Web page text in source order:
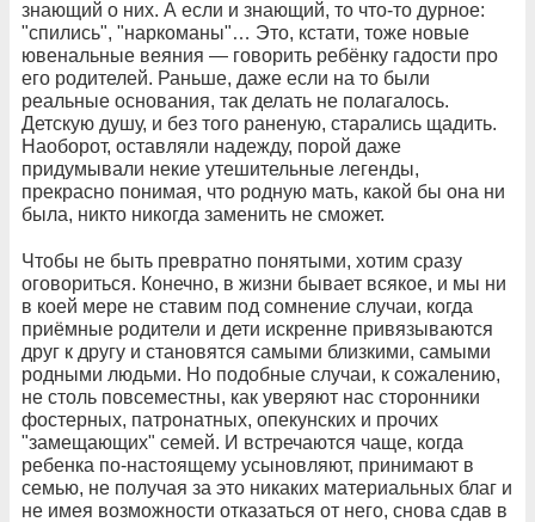
знающий о них. А если и знающий, то что-то дурное:
"спились", "наркоманы"… Это, кстати, тоже новые
ювенальные веяния — говорить ребёнку гадости про
его родителей. Раньше, даже если на то были
реальные основания, так делать не полагалось.
Детскую душу, и без того раненую, старались щадить.
Наоборот, оставляли надежду, порой даже
придумывали некие утешительные легенды,
прекрасно понимая, что родную мать, какой бы она ни
была, никто никогда заменить не сможет.
Чтобы не быть превратно понятыми, хотим сразу
оговориться. Конечно, в жизни бывает всякое, и мы ни
в коей мере не ставим под сомнение случаи, когда
приёмные родители и дети искренне привязываются
друг к другу и становятся самыми близкими, самыми
родными людьми. Но подобные случаи, к сожалению,
не столь повсеместны, как уверяют нас сторонники
фостерных, патронатных, опекунских и прочих
"замещающих" семей. И встречаются чаще, когда
ребенка по-настоящему усыновляют, принимают в
семью, не получая за это никаких материальных благ и
не имея возможности отказаться от него, снова сдав в